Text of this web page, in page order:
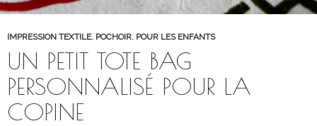
IMPRESSION TEXTILE, POCHOIR, POUR LES ENFANTS
UN PETIT TOTE BAG
PERSONNALISÉ POUR LA
COPINE